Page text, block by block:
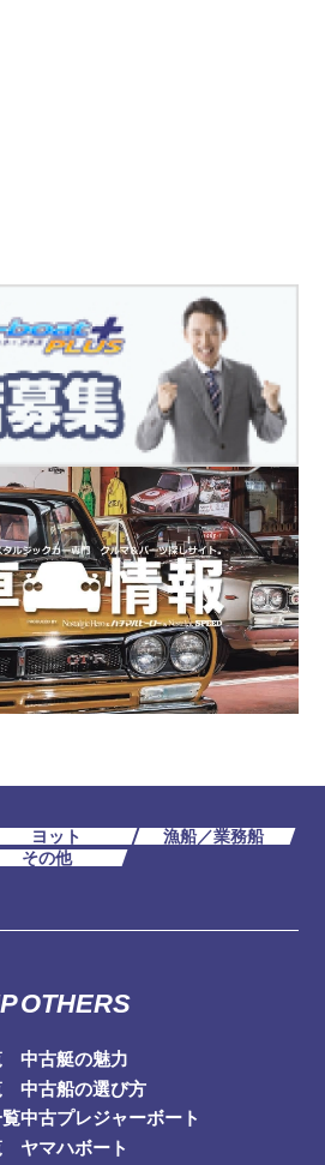
ヨット
漁船／業務船
その他
OTHERS
中古艇の魅力
中古船の選び方
中古プレジャーボート
ヤマハボート